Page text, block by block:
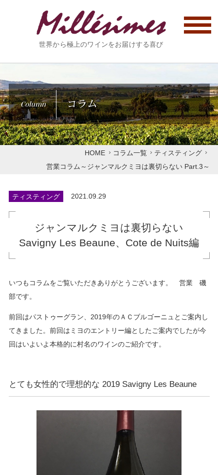
世界から極上のワインをお届けする喜び
Column コラム
HOME コラム一覧
ティスティング
営業コラム～ジャンマルクミヨは裏切らない Part.3～
ティスティング 2021.09.29
ジャンマルクミヨは裏切らない
Savigny Les Beaune、Cote de Nuits編
いつもコラムをご覧いただきありがとうございます。 営業 磯
部です。
前回はパストゥーグラン、2019年のＡＣブルゴーニュとご案内し
てきました。前回はミヨのエントリー編としたご案内でしたが今
回はいよいよ本格的に村名のワインのご紹介です。
とても女性的で理想的な 2019 Savigny Les Beaune